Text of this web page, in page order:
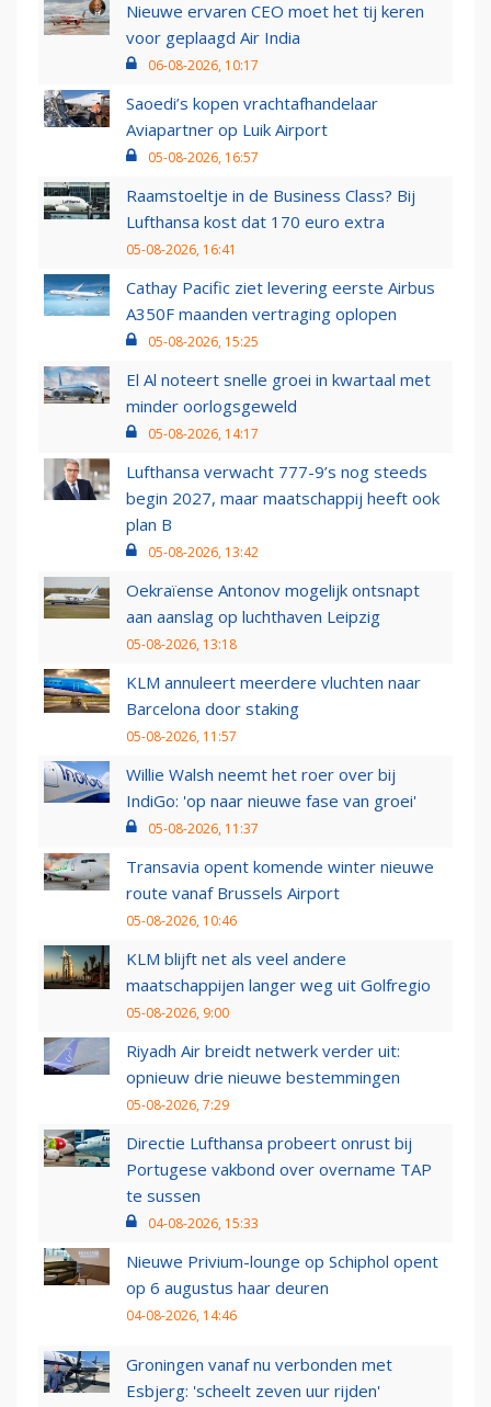
Nieuwe ervaren CEO moet het tij keren
voor geplaagd Air India
06-08-2026, 10:17
Saoedi’s kopen vrachtafhandelaar
Aviapartner op Luik Airport
05-08-2026, 16:57
Raamstoeltje in de Business Class? Bij
Lufthansa kost dat 170 euro extra
05-08-2026, 16:41
Cathay Pacific ziet levering eerste Airbus
A350F maanden vertraging oplopen
05-08-2026, 15:25
El Al noteert snelle groei in kwartaal met
minder oorlogsgeweld
05-08-2026, 14:17
Lufthansa verwacht 777-9’s nog steeds
begin 2027, maar maatschappij heeft ook
plan B
05-08-2026, 13:42
Oekraïense Antonov mogelijk ontsnapt
aan aanslag op luchthaven Leipzig
05-08-2026, 13:18
KLM annuleert meerdere vluchten naar
Barcelona door staking
05-08-2026, 11:57
Willie Walsh neemt het roer over bij
IndiGo: 'op naar nieuwe fase van groei'
05-08-2026, 11:37
Transavia opent komende winter nieuwe
route vanaf Brussels Airport
05-08-2026, 10:46
KLM blijft net als veel andere
maatschappijen langer weg uit Golfregio
05-08-2026, 9:00
Riyadh Air breidt netwerk verder uit:
opnieuw drie nieuwe bestemmingen
05-08-2026, 7:29
Directie Lufthansa probeert onrust bij
Portugese vakbond over overname TAP
te sussen
04-08-2026, 15:33
Nieuwe Privium-lounge op Schiphol opent
op 6 augustus haar deuren
04-08-2026, 14:46
Groningen vanaf nu verbonden met
Esbjerg: 'scheelt zeven uur rijden'